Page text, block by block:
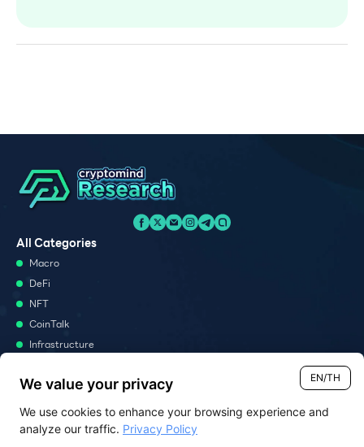
All Categories
Macro
DeFi
NFT
CoinTalk
Infrastructure
Podcast
Monthly Report
Report
EN/TH
We value your privacy
We use cookies to enhance your browsing experience and
analyze our traffic. Privacy Policy